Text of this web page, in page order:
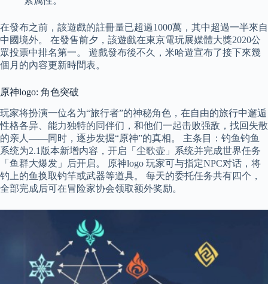
在發布之前，該遊戲的註冊量已超過1000萬，其中超過一半來自
中國境外。 在發售前夕，該遊戲在東京電玩展媒體大獎2020公
眾投票中排名第一。 遊戲發布後不久，米哈遊宣布了接下來幾
個月的內容更新時間表。
原神logo: 角色突破
玩家将扮演一位名为“旅行者”的神秘角色，在自由的旅行中邂逅
性格各异、能力独特的同伴们，和他们一起击败强敌，找回失散
的亲人——同时，逐步发掘“原神”的真相。 主条目：钓鱼钓鱼
系统为2.1版本新增内容，开启「尘歌壶」系统并完成世界任务
「鱼群大爆发」后开启。 原神logo 玩家可与指定NPC对话，将
钓上的鱼换取钓竿或武器等道具。 每天的委托任务共有四个，
全部完成后可在冒险家协会领取额外奖励。